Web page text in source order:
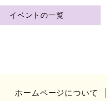
イベントの一覧
ホームページについて